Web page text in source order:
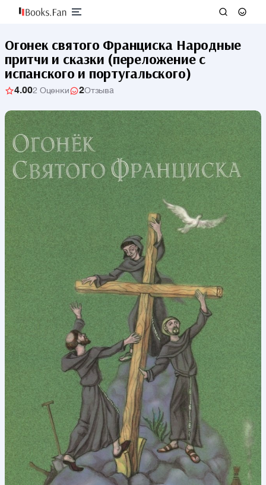
Огонек святого Франциска Народные
притчи и сказки (переложение с
испанского и португальского)
4.002 Оценки 2Отзыва